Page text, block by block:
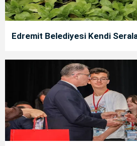
Edremit Belediyesi Kendi